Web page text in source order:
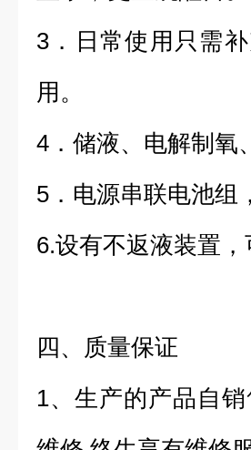
3．日常使用只需
用。
4．储液、电解制氧
5．电源串联电池组
6.设有不返液装置
四、质量保证
1、生产的产品自